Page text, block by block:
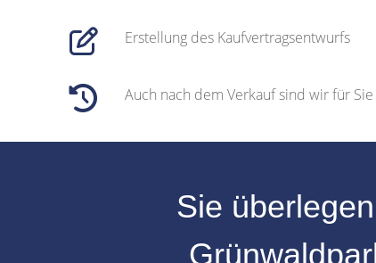
Erstellung des Kaufvertragsentwurfs
Auch nach dem Verkauf sind wir für
Sie